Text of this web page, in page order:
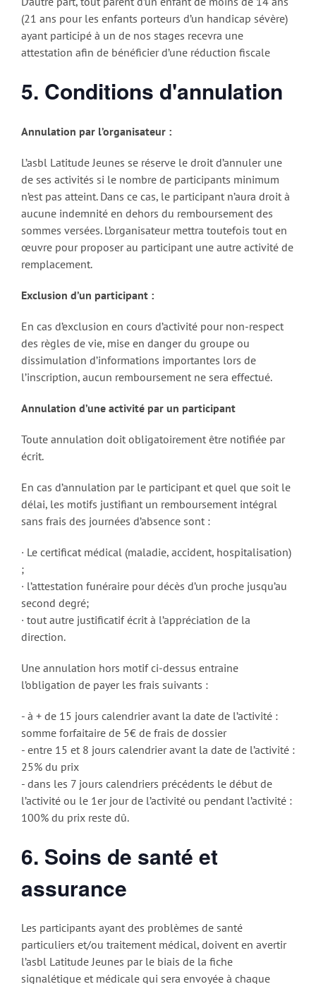
(21 ans pour les enfants porteurs d’un handicap sévère)
ayant participé à un de nos stages recevra une
attestation afin de bénéficier d’une réduction fiscale
5. Conditions d'annulation
Annulation par l’organisateur :
L’asbl Latitude Jeunes se réserve le droit d’annuler une
de ses activités si le nombre de participants minimum
n’est pas atteint. Dans ce cas, le participant n’aura droit à
aucune indemnité en dehors du remboursement des
sommes versées. L’organisateur mettra toutefois tout en
œuvre pour proposer au participant une autre activité de
remplacement.
Exclusion d’un participant :
En cas d’exclusion en cours d’activité pour non-respect
des règles de vie, mise en danger du groupe ou
dissimulation d’informations importantes lors de
l’inscription, aucun remboursement ne sera effectué.
Annulation d’une activité par un participant
Toute annulation doit obligatoirement être notifiée par
écrit.
En cas d’annulation par le participant et quel que soit le
délai, les motifs justifiant un remboursement intégral
sans frais des journées d’absence sont :
· Le certificat médical (maladie, accident, hospitalisation)
;
· l’attestation funéraire pour décès d’un proche jusqu’au
second degré;
· tout autre justificatif écrit à l’appréciation de la
direction.
Une annulation hors motif ci-dessus entraine
l’obligation de payer les frais suivants :
- à + de 15 jours calendrier avant la date de l’activité :
somme forfaitaire de 5€ de frais de dossier
- entre 15 et 8 jours calendrier avant la date de l’activité :
25% du prix
- dans les 7 jours calendriers précédents le début de
l’activité ou le 1er jour de l’activité ou pendant l’activité :
100% du prix reste dû.
6. Soins de santé et
assurance
Les participants ayant des problèmes de santé
particuliers et/ou traitement médical, doivent en avertir
l’asbl Latitude Jeunes par le biais de la fiche
signalétique et médicale qui sera envoyée à chaque